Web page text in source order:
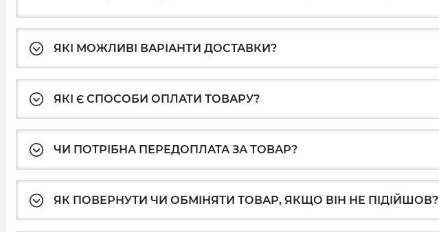
ЯКІ МОЖЛИВІ ВАРІАНТИ ДОСТАВКИ?
ЯКІ Є СПОСОБИ ОПЛАТИ ТОВАРУ?
ЧИ ПОТРІБНА ПЕРЕДОПЛАТА ЗА ТОВАР?
ЯК ПОВЕРНУТИ ЧИ ОБМІНЯТИ ТОВАР, ЯКЩО ВІН НЕ ПІДІЙШОВ?